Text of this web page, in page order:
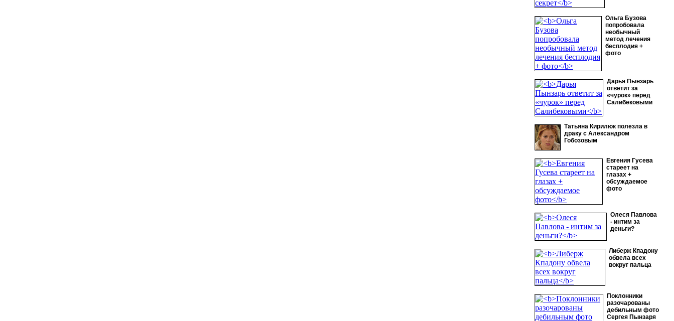
Ольга Бузова
попробовала
необычный
метод лечения
бесплодия +
фото
Дарья Пынзарь
ответит за
«чурок» перед
Салибековыми
Татьяна Кирилюк полезла в
драку с Александром
Гобозовым
Евгения Гусева
стареет на
глазах +
обсуждаемое
фото
Олеся Павлова
- интим за
деньги?
Либерж Кпадону
обвела всех
вокруг пальца
Поклонники
разочарованы
дебильным фото
Сергея Пынзаря